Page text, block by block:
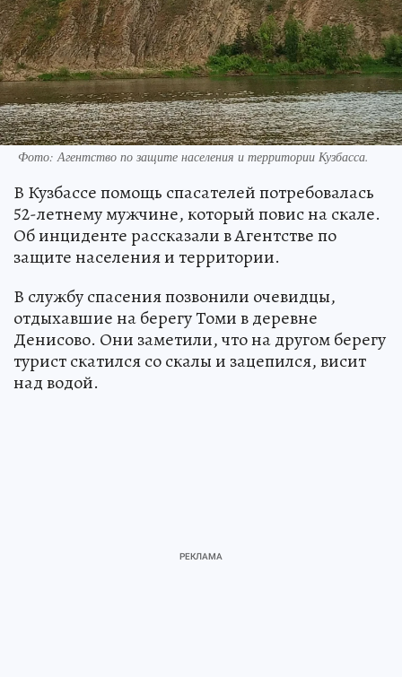
Фото: Агентство по защите населения и территории Кузбасса.
В Кузбассе помощь спасателей потребовалась
52-летнему мужчине, который повис на скале.
Об инциденте рассказали в Агентстве по
защите населения и территории.
В службу спасения позвонили очевидцы,
отдыхавшие на берегу Томи в деревне
Денисово. Они заметили, что на другом берегу
турист скатился со скалы и зацепился, висит
над водой.